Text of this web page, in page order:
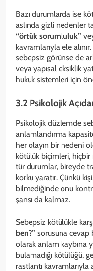
Bazı durumlarda ise
aslında gizli nedenler
“örtük sorumluluk”
kavramlarıyla ele
sebepsiz görünse de
veya yapısal eksiklik
hukuk sistemleri için
3.2 Psikolojik
Psikolojik düzlemde
anlamlandırma
her olayın bir nedeni
kötülük biçimleri, hiçbir
tür durumlar, bireyde
korku yaratır. Çünkü
bilmediğinde onu
şansı da kalmaz.
Sebepsiz kötülükle
ben?” sorusuna cevap
olarak anlam kaybına
bulamadığı kötülüğü,
rastlantı kavramlarıyla